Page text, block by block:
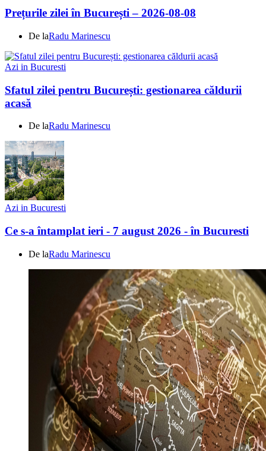
Prețurile zilei în București – 2026-08-08
De laRadu Marinescu
Azi in Bucuresti
Sfatul zilei pentru București: gestionarea căldurii
acasă
De laRadu Marinescu
Azi in Bucuresti
Ce s-a întamplat ieri - 7 august 2026 - în Bucuresti
De laRadu Marinescu